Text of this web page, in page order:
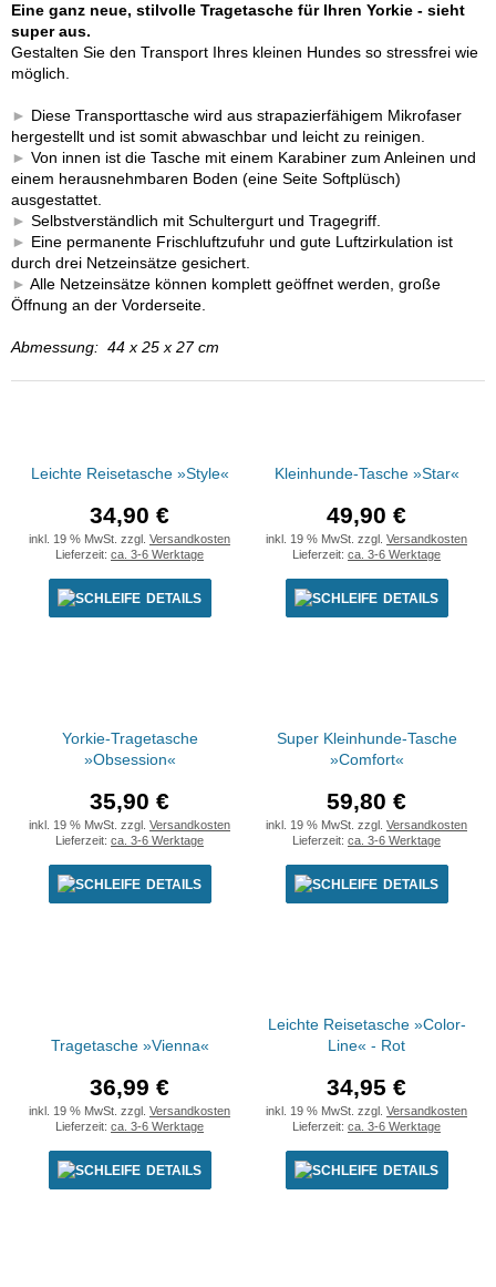
Eine ganz neue, stilvolle Tragetasche für Ihren Yorkie - sieht
super aus.
Gestalten Sie den Transport Ihres kleinen Hundes so stressfrei wie
möglich.
► Diese Transporttasche wird aus strapazierfähigem Mikrofaser
hergestellt und ist somit abwaschbar und leicht zu reinigen.
► Von innen ist die Tasche mit einem Karabiner zum Anleinen und
einem herausnehmbaren Boden (eine Seite Softplüsch)
ausgestattet.
► Selbstverständlich mit Schultergurt und Tragegriff.
► Eine permanente Frischluftzufuhr und gute Luftzirkulation ist
durch drei Netzeinsätze gesichert.
► Alle Netzeinsätze können komplett geöffnet werden, große
Öffnung an der Vorderseite.
Abmessung: 44 x 25 x 27 cm
Leichte Reisetasche »Style«
34,90 €
inkl. 19 % MwSt. zzgl. Versandkosten
Lieferzeit: ca. 3-6 Werktage
DETAILS
Kleinhunde-Tasche »Star«
49,90 €
inkl. 19 % MwSt. zzgl. Versandkosten
Lieferzeit: ca. 3-6 Werktage
DETAILS
Yorkie-Tragetasche
»Obsession«
35,90 €
inkl. 19 % MwSt. zzgl. Versandkosten
Lieferzeit: ca. 3-6 Werktage
DETAILS
Super Kleinhunde-Tasche
»Comfort«
59,80 €
inkl. 19 % MwSt. zzgl. Versandkosten
Lieferzeit: ca. 3-6 Werktage
DETAILS
Tragetasche »Vienna«
36,99 €
inkl. 19 % MwSt. zzgl. Versandkosten
Lieferzeit: ca. 3-6 Werktage
DETAILS
Leichte Reisetasche »Color-
Line« - Rot
34,95 €
inkl. 19 % MwSt. zzgl. Versandkosten
Lieferzeit: ca. 3-6 Werktage
DETAILS